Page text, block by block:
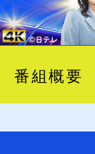
番組概要